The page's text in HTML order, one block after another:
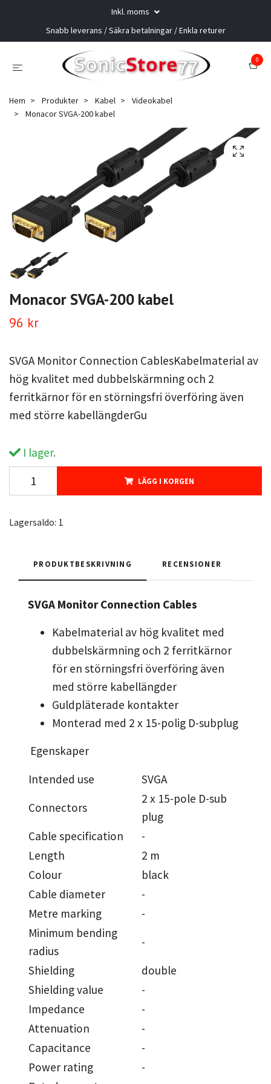
Inkl. moms
Snabb leverans / Säkra betalningar / Enkla returer
0
Hem Produkter Kabel
Videokabel
Monacor SVGA-200 kabel
Monacor SVGA-200 kabel
96 kr
SVGA Monitor Connection CablesKabelmaterial av
hög kvalitet med dubbelskärmning och 2
ferritkärnor för en störningsfri överföring även
med större kabellängderGu
I lager.
LÄGG I KORGEN
Lagersaldo: 1
PRODUKTBESKRIVNING RECENSIONER
SVGA Monitor Connection Cables
Kabelmaterial av hög kvalitet med
dubbelskärmning och 2 ferritkärnor
för en störningsfri överföring även
med större kabellängder
Guldpläterade kontakter
Monterad med 2 x 15-polig D-subplug
Egenskaper
Intended use
SVGA
Connectors
2 x 15-pole D-sub
plug
Cable specification
-
Length
2 m
Colour
black
Cable diameter
-
Metre marking
-
Minimum bending
radius
-
Shielding
double
Shielding value
-
Impedance
-
Attenuation
-
Capacitance
-
Power rating
-